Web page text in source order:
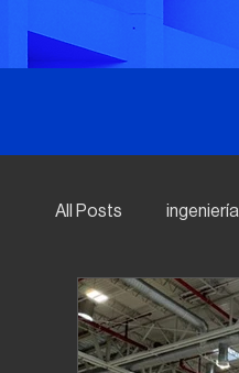
All Posts ingeniería